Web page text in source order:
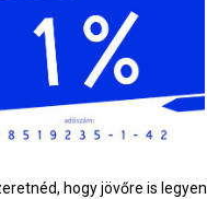
hogy jövőre is legyen